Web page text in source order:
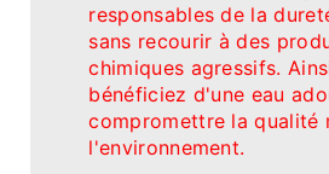
responsables de la
sans recourir à des
chimiques agressifs.
bénéficiez d'une eau
compromettre la qualité
l'environnement.